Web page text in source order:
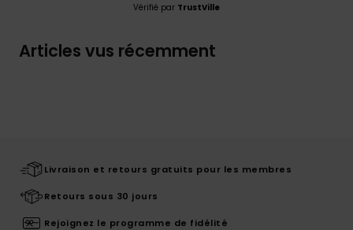
Vérifié par TrustVille
Articles vus récemment
Livraison et retours gratuits pour les membres
Retours sous 30 jours
Rejoignez le programme de fidélité